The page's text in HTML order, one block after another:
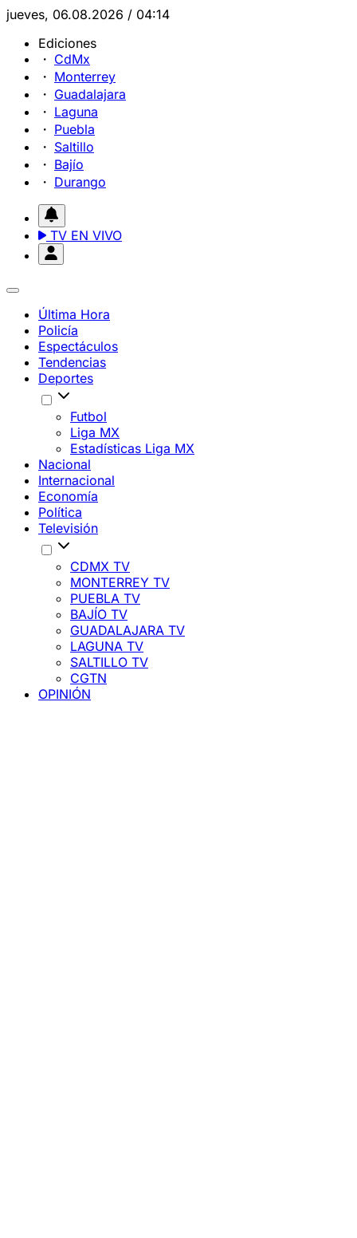
jueves, 06.08.2026 / 04:14
Ediciones
CdMx
Monterrey
Guadalajara
Laguna
Puebla
Saltillo
Bajío
Durango
TV EN VIVO
Última Hora
Policía
Espectáculos
Tendencias
Deportes
Futbol
Liga MX
Estadísticas Liga MX
Nacional
Internacional
Economía
Política
Televisión
CDMX TV
MONTERREY TV
PUEBLA TV
BAJÍO TV
GUADALAJARA TV
LAGUNA TV
SALTILLO TV
CGTN
OPINIÓN